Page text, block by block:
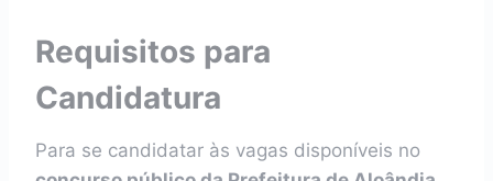
Requisitos para
Candidatura
Para se candidatar às vagas disponíveis no